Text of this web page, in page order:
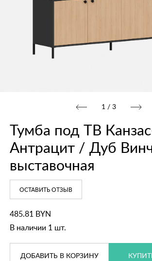
1 / 3
Тумба под ТВ
Антрацит / Дуб
выставочная
ОСТАВИТЬ ОТЗЫВ
485.81 BYN
В наличии 1 шт.
ДОБАВИТЬ В КОРЗИНУ